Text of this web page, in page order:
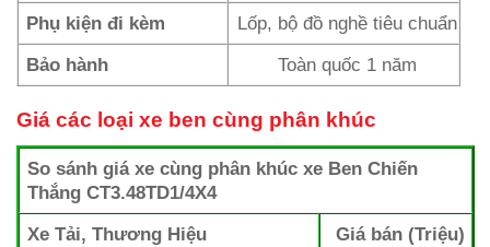
Phụ kiện đi kèm
Lốp, bộ đồ nghề tiêu chuẩn
Bảo hành
Toàn quốc 1 năm
Giá các loại xe ben cùng phân khúc
So sánh giá xe cùng phân khúc xe Ben Chiến
Thắng CT3.48TD1/4X4
Xe Tải, Thương Hiệu
Giá bán (Triệu)